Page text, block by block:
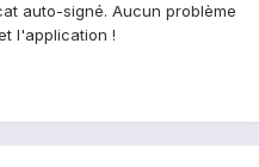
auto-signé. Aucun problème
l'application !